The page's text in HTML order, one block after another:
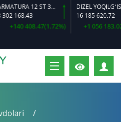
ARMATURA 12 ST 35 GS O‘LCHAMLI
168.43
+140 408.47(1.72%)
DIZEL YOQILG‘ISI
16 185 620.72
+1 056